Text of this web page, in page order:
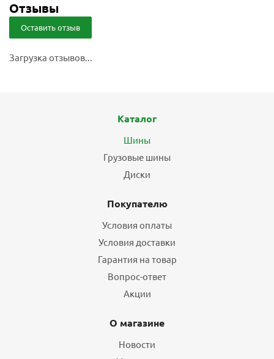
Отзывы
Оставить отзыв
Загрузка отзывов...
Каталог
Шины
Грузовые шины
Диски
Покупателю
Условия оплаты
Условия доставки
Гарантия на товар
Вопрос-ответ
Акции
О магазине
Новости